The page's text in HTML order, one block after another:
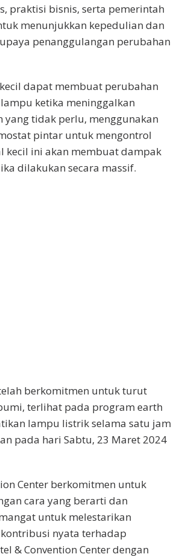
praktisi bisnis, serta pemerintah
menunjukkan kepedulian dan
penanggulangan perubahan
dapat membuat perubahan
ketika meninggalkan
tidak perlu, menggunakan
pintar untuk mengontrol
kecil ini akan membuat dampak
dilakukan secara massif.
berkomitmen untuk turut
terlihat pada program earth
lampu listrik selama satu jam
pada hari Sabtu, 23 Maret 2024
Center berkomitmen untuk
cara yang berarti dan
untuk melestarikan
nyata terhadap
& Convention Center dengan